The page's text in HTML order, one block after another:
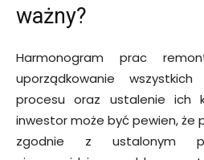
ważny?
Harmonogram prac
uporządkowanie
procesu oraz ustalenie ich
inwestor może być pewien, że
zgodnie z ustalonym